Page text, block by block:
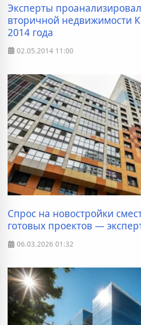
Эксперты
вторичной недвижимости
2014 года
02.05.2014 11:00
Спрос на новостройки
готовых проектов —
06.03.2026 01:32